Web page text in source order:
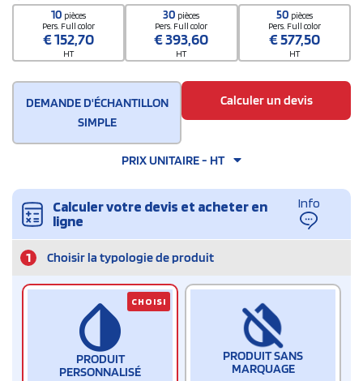
10 pièces
Pers. Full color
€152,70
HT
30 pièces
Pers. Full color
€393,60
HT
50 pièces
Pers. Full color
€577,50
HT
DEMANDE D'ÉCHANTILLON
SIMPLE
Calculer un devis
PRIX UNITAIRE - HT
Calculer votre devis et acheter en
ligne
Info
1 Choisir la typologie de produit
PRODUIT
PERSONNALISÉ
CHOISI
PRODUIT SANS
MARQUAGE